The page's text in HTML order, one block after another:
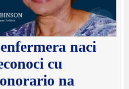
naci
cu
na